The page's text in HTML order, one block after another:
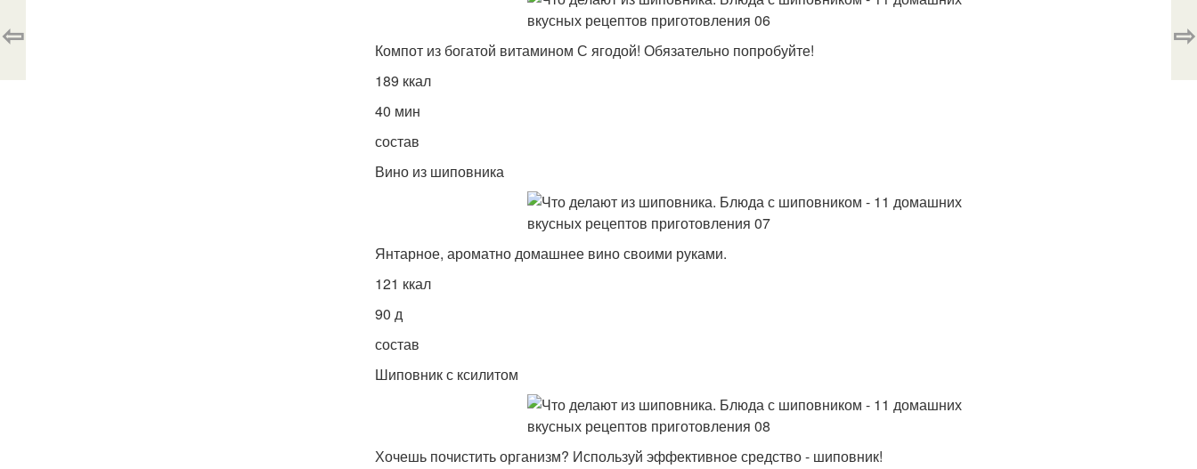
Компот из богатой витамином С ягодой! Обязательно попробуйте!
189 ккал
40 мин
состав
Вино из шиповника
Янтарное, ароматно домашнее вино своими руками.
121 ккал
90 д
состав
Шиповник с ксилитом
Хочешь почистить организм? Используй эффективное средство - шиповник!
⇦ ⇨